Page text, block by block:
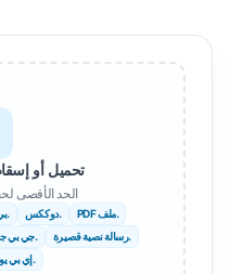
تحميل أو
الحد الأقصى
.ملف PDF .دوككس .بي بي تي اكس
.رسالة نصية قصيرة
.جي بي جي
.إي بي يو بي